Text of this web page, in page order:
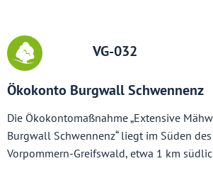
VG-032
Ökokonto Burgwall Schwennenz
Die Ökokontomaßnahme „Extensive
Burgwall Schwennenz“ liegt im Süden
Vorpommern-Greifswald, etwa 1 km